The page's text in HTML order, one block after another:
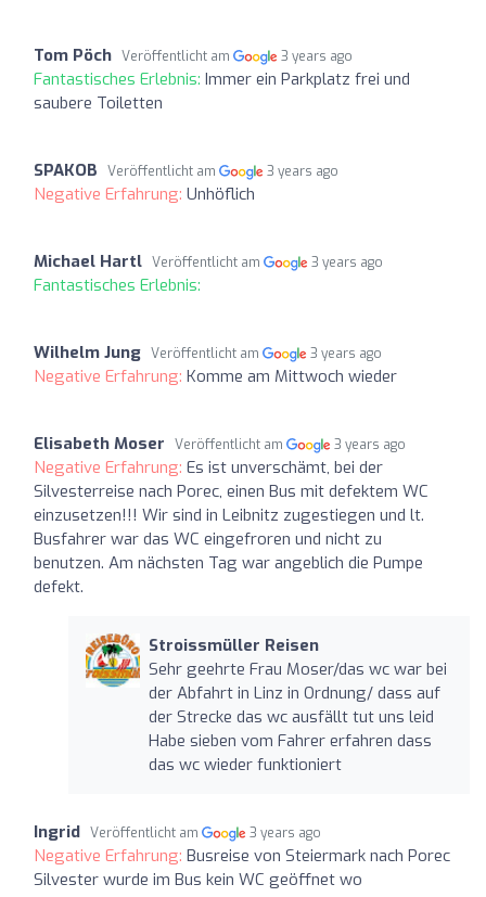
Tom Pöch Veröffentlicht am 3 years ago
Fantastisches Erlebnis: Immer ein Parkplatz frei und
saubere Toiletten
SPAKOB Veröffentlicht am 3 years ago
Negative Erfahrung: Unhöflich
Michael Hartl Veröffentlicht am 3 years ago
Fantastisches Erlebnis:
Wilhelm Jung Veröffentlicht am 3 years ago
Negative Erfahrung: Komme am Mittwoch wieder
Elisabeth Moser Veröffentlicht am 3 years ago
Negative Erfahrung: Es ist unverschämt, bei der
Silvesterreise nach Porec, einen Bus mit defektem WC
einzusetzen!!! Wir sind in Leibnitz zugestiegen und lt.
Busfahrer war das WC eingefroren und nicht zu
benutzen. Am nächsten Tag war angeblich die Pumpe
defekt.
Stroissmüller Reisen
Sehr geehrte Frau Moser/das wc war bei
der Abfahrt in Linz in Ordnung/ dass auf
der Strecke das wc ausfällt tut uns leid
Habe sieben vom Fahrer erfahren dass
das wc wieder funktioniert
Ingrid Veröffentlicht am 3 years ago
Negative Erfahrung: Busreise von Steiermark nach Porec
Silvester wurde im Bus kein WC geöffnet wo